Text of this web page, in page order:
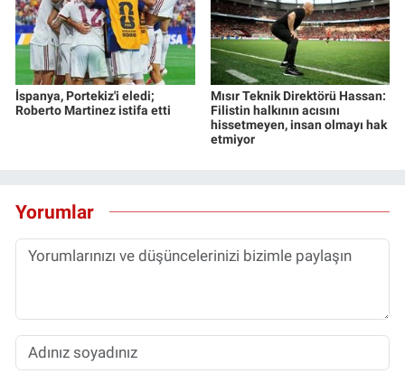
İspanya, Portekiz'i eledi;
Roberto Martinez istifa etti
Mısır Teknik Direktörü Hassan:
Filistin halkının acısını
hissetmeyen, insan olmayı hak
etmiyor
Yorumlar